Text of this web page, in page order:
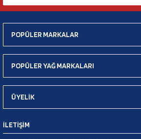
POPÜLER MARKALAR
POPÜLER YAĞ MARKALARI
ÜYELİK
İLETİŞİM